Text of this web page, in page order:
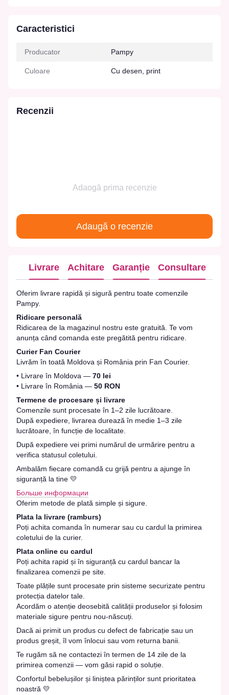
Caracteristici
Producator Pampy
Culoare Cu desen, print
Recenzii
Adaogă prima recenzie
Adaugă o recenzie
Livrare Achitare Garanție Consultare
Oferim livrare rapidă și sigură pentru toate comenzile
Pampy.
Ridicare personală
Ridicarea de la magazinul nostru este gratuită. Te vom
anunța când comanda este pregătită pentru ridicare.
Curier Fan Courier
Livrăm în toată Moldova și România prin Fan Courier.
• Livrare în Moldova — 70 lei
• Livrare în România — 50 RON
Termene de procesare și livrare
Comenzile sunt procesate în 1–2 zile lucrătoare.
După expediere, livrarea durează în medie 1–3 zile
lucrătoare, în funcție de localitate.
După expediere vei primi numărul de urmărire pentru a
verifica statusul coletului.
Ambalăm fiecare comandă cu grijă pentru a ajunge în
siguranță la tine 💛
Больше информации
Oferim metode de plată simple și sigure.
Plata la livrare (ramburs)
Poți achita comanda în numerar sau cu cardul la primirea
coletului de la curier.
Plata online cu cardul
Poți achita rapid și în siguranță cu cardul bancar la
finalizarea comenzii pe site.
Toate plățile sunt procesate prin sisteme securizate pentru
protecția datelor tale.
Acordăm o atenție deosebită calității produselor și folosim
materiale sigure pentru nou-născuți.
Dacă ai primit un produs cu defect de fabricație sau un
produs greșit, îl vom înlocui sau vom returna banii.
Te rugăm să ne contactezi în termen de 14 zile de la
primirea comenzii — vom găsi rapid o soluție.
Confortul bebelușilor și liniștea părinților sunt prioritatea
noastră 💛